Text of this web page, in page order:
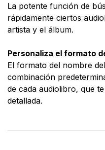
La potente función de
rápidamente ciertos
artista y el álbum.
Personaliza el formato
El formato del nombre
combinación
de cada audiolibro, que
detallada.